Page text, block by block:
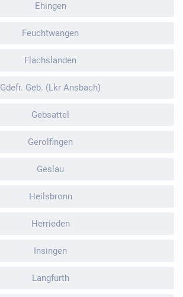
Ehingen
Feuchtwangen
Flachslanden
Gdefr. Geb. (Lkr Ansbach)
Gebsattel
Gerolfingen
Geslau
Heilsbronn
Herrieden
Insingen
Langfurth